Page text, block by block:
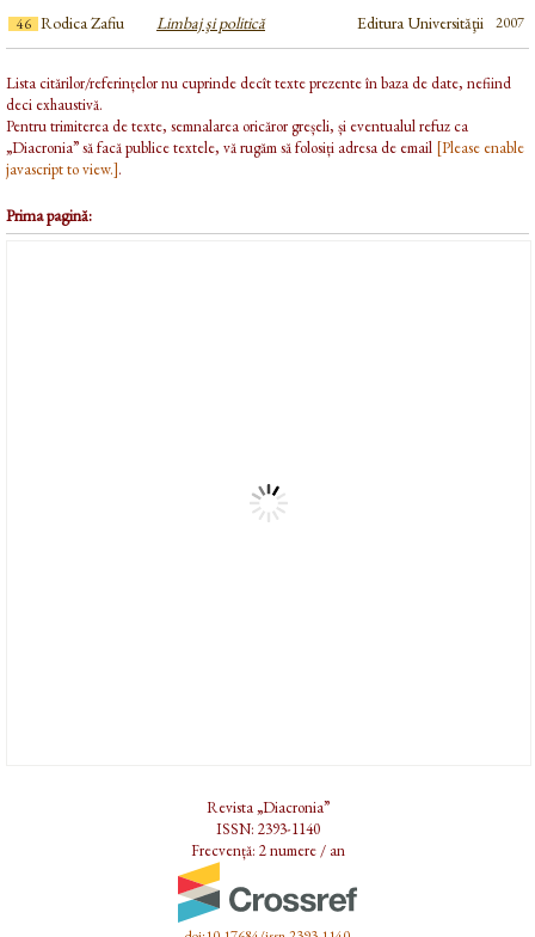
46 Rodica Zafiu Limbaj şi politică Editura Universităţii 2007
Lista citărilor/referințelor nu cuprinde decît texte prezente în baza de date, nefiind
deci exhaustivă.
Pentru trimiterea de texte, semnalarea oricăror greșeli, și eventualul refuz ca
„Diacronia” să facă publice textele, vă rugăm să folosiți adresa de email [Please enable
javascript to view.].
Prima pagină:
Revista „Diacronia”
ISSN: 2393-1140
Frecvență: 2 numere / an